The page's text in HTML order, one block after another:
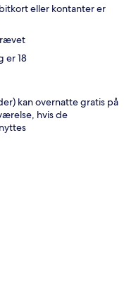
eller kontanter er
er 18
kan overnatte gratis på
hvis de